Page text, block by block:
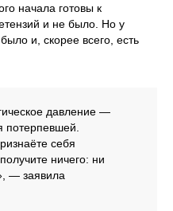
начала готовы к
и не было. Но у
и, скорее всего, есть
давление —
потерпевшей.
себя
ничего: ни
— заявила